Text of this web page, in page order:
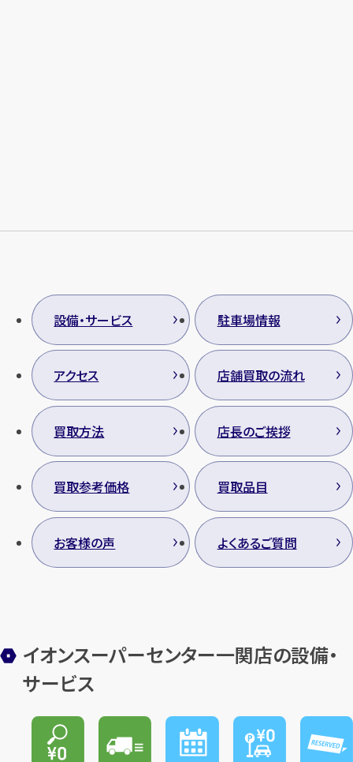
設備・サービス 駐車場情報
アクセス 店舗買取の流れ
買取方法 店長のご挨拶
買取参考価格 買取品目
お客様の声 よくあるご質問
イオンスーパーセンター一関店の設備・
サービス